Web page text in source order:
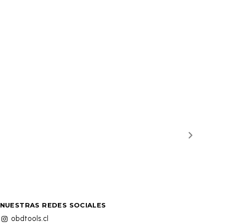
NUESTRAS REDES SOCIALES
obdtools.cl